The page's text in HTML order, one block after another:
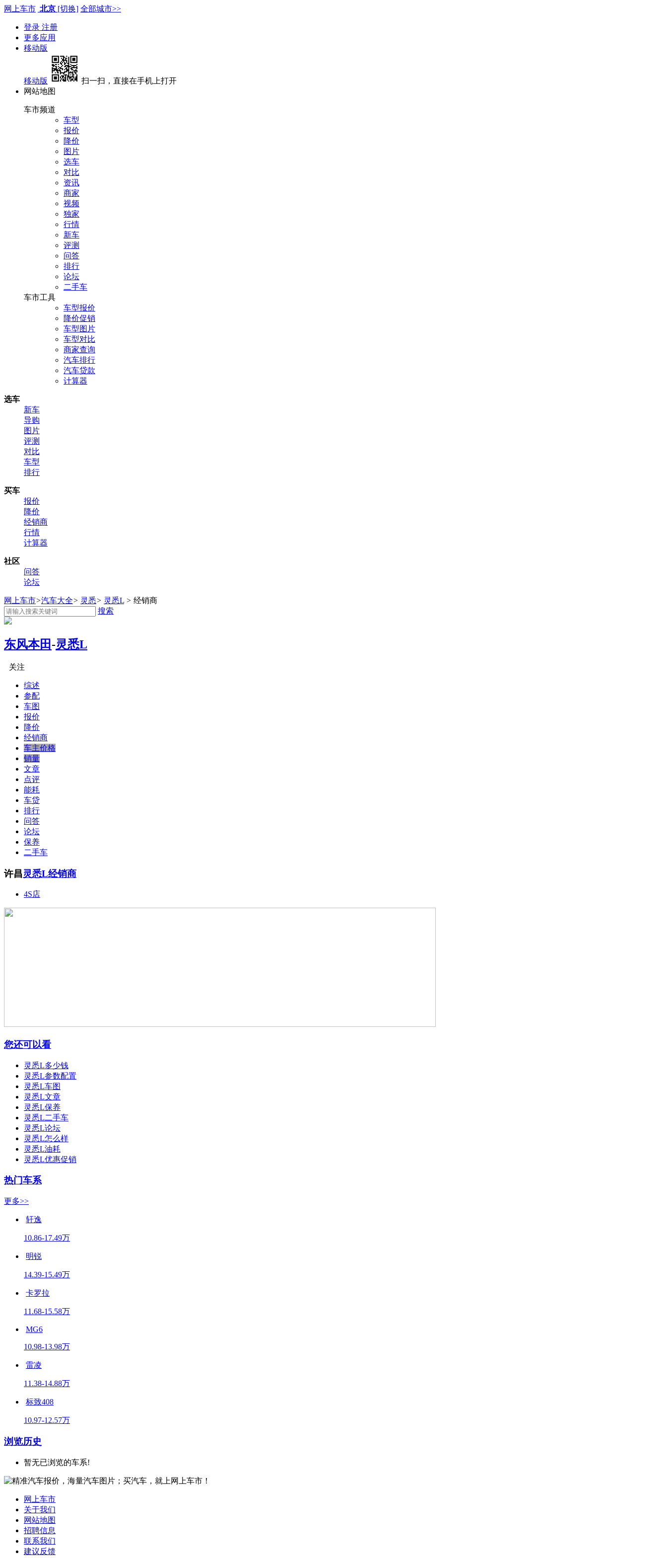
网上车市 北京 [切换] 全部城市>>
登录 注册
更多应用
移动版
移动版
扫一扫，直接在手机上打开
网站地图
车市频道
车型
报价
降价
图片
选车
对比
资讯
商家
视频
独家
行情
新车
评测
问答
排行
论坛
二手车
车市工具
车型报价
降价促销
车型图片
车型对比
商家查询
汽车排行
汽车贷款
计算器
选车
新车
导购
图片
评测
对比
车型
排行
买车
报价
降价
经销商
行情
计算器
社区
问答
论坛
网上车市>汽车大全> 灵悉> 灵悉L > 经销商
搜索
东风本田-灵悉L
关注
综述
参配
车图
报价
降价
经销商
车主价格
销量
文章
点评
能耗
车贷
排行
问答
论坛
保养
二手车
许昌灵悉L经销商
4S店
您还可以看
灵悉L多少钱
灵悉L参数配置
灵悉L车图
灵悉L文章
灵悉L保养
灵悉L二手车
灵悉L论坛
灵悉L怎么样
灵悉L油耗
灵悉L优惠促销
热门车系
更多>>
轩逸
10.86-17.49万
明锐
14.39-15.49万
卡罗拉
11.68-15.58万
MG6
10.98-13.98万
雷凌
11.38-14.88万
标致408
10.97-12.57万
浏览历史
暂无已浏览的车系!
网上车市
关于我们
网站地图
招聘信息
联系我们
建议反馈